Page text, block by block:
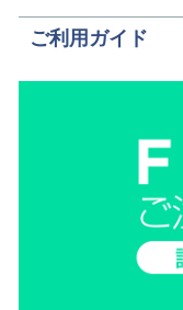
ご利用ガイド